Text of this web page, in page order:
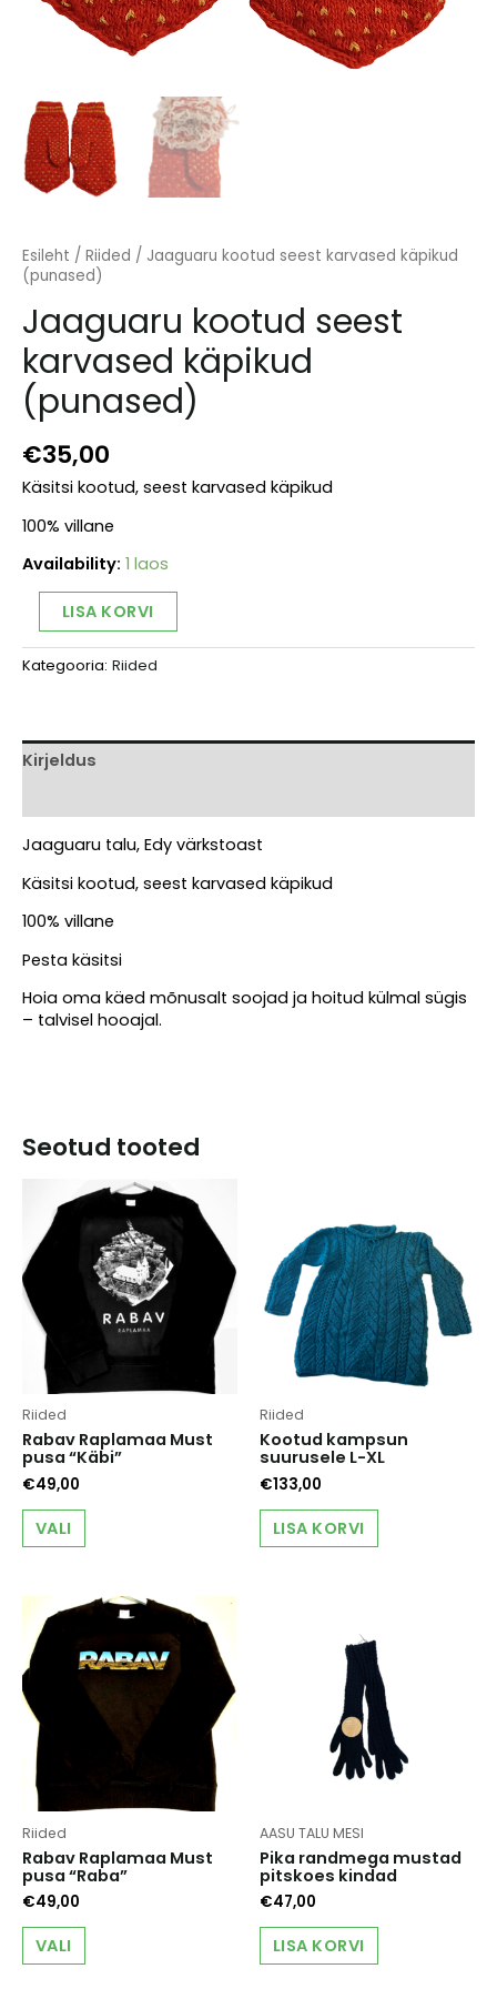
Esileht / Riided / Jaaguaru kootud seest karvased käpikud
(punased)
Jaaguaru kootud seest
karvased käpikud
(punased)
€35,00
Käsitsi kootud, seest karvased käpikud
100% villane
Availability: 1 laos
Jaaguaru
kootud
seest
karvased
LISA KORVI
Alternative:
Kategooria: Riided
Kirjeldus
Jaaguaru talu, Edy värkstoast
Käsitsi kootud, seest karvased käpikud
100% villane
Pesta käsitsi
Hoia oma käed mõnusalt soojad ja hoitud külmal sügis
– talvisel hooajal.
Seotud tooted
Riided
Rabav Raplamaa Must
pusa “Käbi”
€49,00
VALI
This
variants.
may
chosen
product
Riided
Kootud kampsun
suurusele L-XL
€133,00
LISA KORVI
Riided
Rabav Raplamaa Must
pusa “Raba”
€49,00
VALI
This
AASU TALU MESI
Pika randmega mustad
pitskoes kindad
€47,00
LISA KORVI